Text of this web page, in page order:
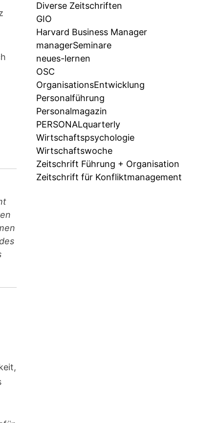
Diverse Zeitschriften
GIO
Harvard Business Manager
managerSeminare
neues-lernen
OSC
OrganisationsEntwicklung
Personalführung
Personalmagazin
PERSONALquarterly
Wirtschaftspsychologie
Wirtschaftswoche
Zeitschrift Führung + Organisation
Zeitschrift für Konfliktmanagement